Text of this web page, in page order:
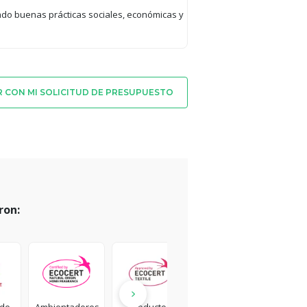
buenas prácticas sociales, económicas y
CON MI SOLICITUD DE PRESUPUESTO